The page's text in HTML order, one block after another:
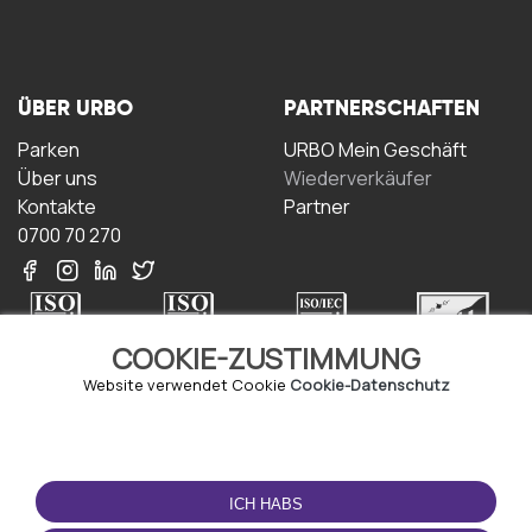
COOKIE-ZUSTIMMUNG
Website verwendet Cookie Cookie-Datenschutz
ICH HABS
ÜBER URBO
Parken
Über uns
Kontakte
0700 70 270
PARTNERSCHAFTEN
URBO Mein Geschäft
Wiederverkäufer
Partner
Geschäftsbedingungen
Datenschutz-